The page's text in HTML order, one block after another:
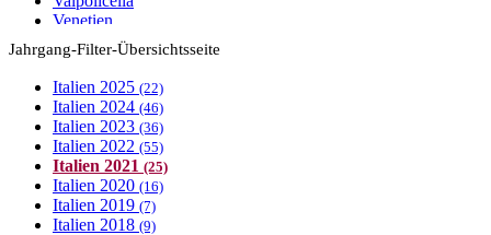
Venetien
Vigneti delle Dolomiti
Vino da Tavola
Jahrgang-Filter-Übersichtsseite
Italien 2025 (22)
Italien 2024 (46)
Italien 2023 (36)
Italien 2022 (55)
Italien 2021 (25)
Italien 2020 (16)
Italien 2019 (7)
Italien 2018 (9)